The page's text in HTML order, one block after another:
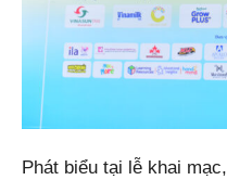
Phát biểu tại lễ khai